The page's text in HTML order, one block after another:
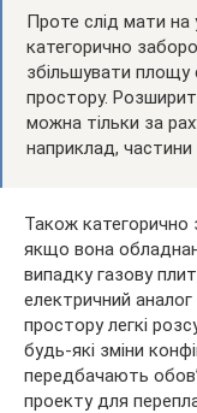
Проте слід мати на
категорично
збільшувати площу
простору.
можна тільки за
наприклад,
Також
якщо вона
випадку газову
електричний
простору легкі
будь-які зміни
передбачають
проекту для